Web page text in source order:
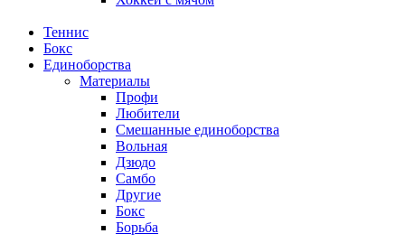
Теннис
Бокс
Единоборства
Материалы
Профи
Любители
Смешанные единоборства
Вольная
Дзюдо
Самбо
Другие
Бокс
Борьба